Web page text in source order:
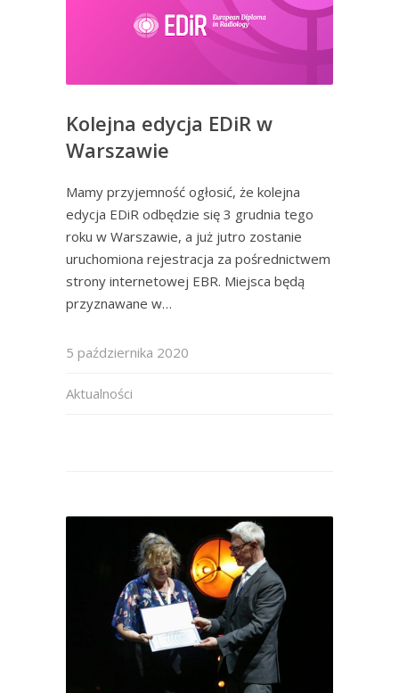
Kolejna edycja EDiR w
Warszawie
Mamy przyjemność ogłosić, że kolejna
edycja EDiR odbędzie się 3 grudnia tego
roku w Warszawie, a już jutro zostanie
uruchomiona rejestracja za pośrednictwem
strony internetowej EBR. Miejsca będą
przyznawane w…
5 października 2020
Aktualności